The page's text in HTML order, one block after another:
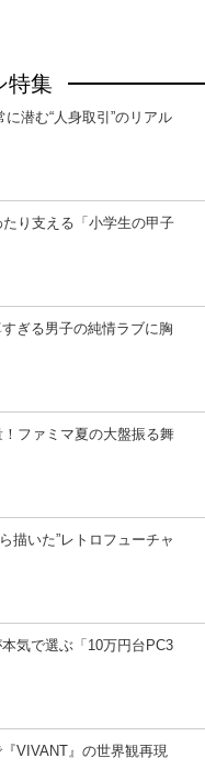
特集
潜む“人身取引”のリアル
り支える「小学生の甲子
ぎる男子の純情ラブに胸
ファミマ夏の大盤振る舞
描いた”レトロフューチャ
気で選ぶ「10万円台PC3
『VIVANT』の世界観再現